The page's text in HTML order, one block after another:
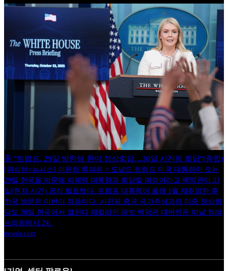
美 "트럼프, 29일 방한해 한미 정상회담…30일 시진핑 회담"(종합)
[워싱턴=뉴시스] 이윤희 특파원 = 도널드 트럼프 미국 대통령이 오는
29일 한국을 방문해 이재명 대통령과 회담할 예정이라고 백악관이 23
일(현지 시간) 공식 발표했다. 트럼프 대통령이 올해 1월 재취임한 후
한국 방문은 이번이 처음이다. 시진핑 중국 국가주석과의 미중 정상회
담도 30일 한국에서 열린다.캐럴라인 레빗 백악관 대변인은 이날 정례
브리핑에서 24..
newsis.com